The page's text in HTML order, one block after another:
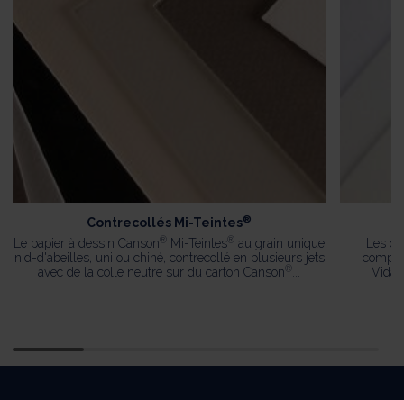
Contrecollés Mi-Teintes®
Le papier à dessin Canson ® Mi-Teintes ® au grain unique
nid-d'abeilles, uni ou chiné, contrecollé en plusieurs jets
avec de la colle neutre sur du carton Canson ® ...
Les